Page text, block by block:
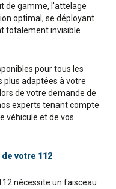
de gamme, l'attelage
optimal, se déployant
totalement invisible
pour tous les
plus adaptées à votre
de votre demande de
experts tenant compte
véhicule et de vos
votre 112
nécessite un faisceau